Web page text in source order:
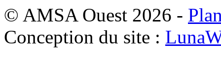
© AMSA Ouest 2026 -
Conception du site :